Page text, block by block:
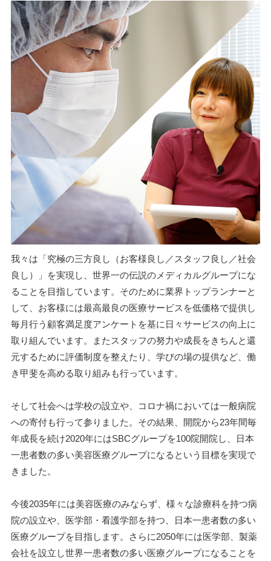
我々は「究極の三方良し（お客様良し／スタッフ良し／社会
良し）」を実現し、世界一の伝説のメディカルグループにな
ることを目指しています。そのために業界トップランナーと
して、お客様には最高最良の医療サービスを低価格で提供し
毎月行う顧客満足度アンケートを基に日々サービスの向上に
取り組んでいます。またスタッフの努力や成長をきちんと還
元するために評価制度を整えたり、学びの場の提供など、働
き甲斐を高める取り組みも行っています。
そして社会へは学校の設立や、コロナ禍においては一般病院
への寄付も行って参りました。その結果、開院から23年間毎
年成長を続け2020年にはSBCグループを100院開院し、日本
一患者数の多い美容医療グループになるという目標を実現で
きました。
今後2035年には美容医療のみならず、様々な診療科を持つ病
院の設立や、医学部・看護学部を持つ、日本一患者数の多い
医療グループを目指します。さらに2050年には医学部、製薬
会社を設立し世界一患者数の多い医療グループになることを